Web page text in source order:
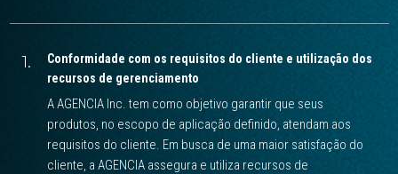
1.
Conformidade com os requisitos do cliente e utilização dos
recursos de gerenciamento
A AGENCIA Inc. tem como objetivo garantir que seus
produtos, no escopo de aplicação definido, atendam aos
requisitos do cliente. Em busca de uma maior satisfação do
cliente, a AGENCIA assegura e utiliza recursos de